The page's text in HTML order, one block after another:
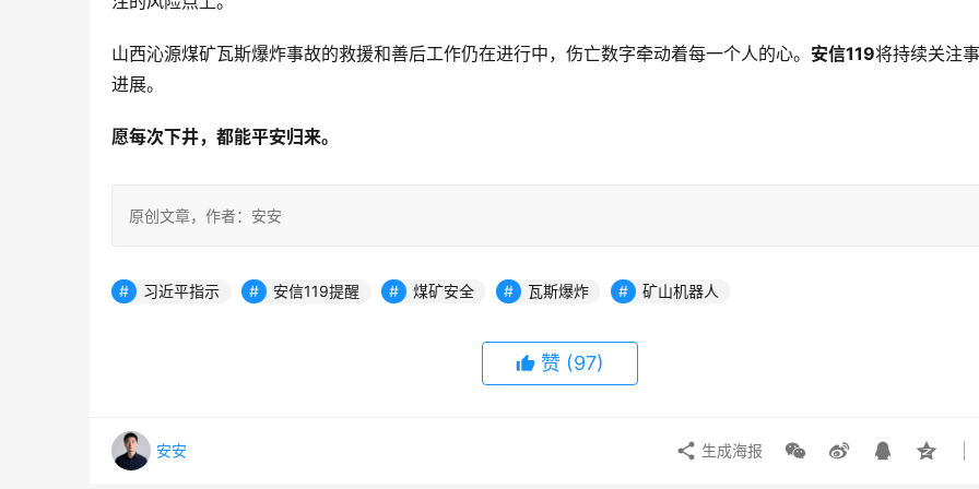
山西沁源煤矿瓦斯爆炸事故的救援和善后工作仍在进行中，伤亡数字牵动着每一个人的心。 安信119将持续关注
进展。
愿每次下井，都能平安归来。
原创文章，作者：安安
习近平指示 安信119提醒 煤矿安全 瓦斯爆炸 矿山机器人
赞 (97)
安安 生成海报